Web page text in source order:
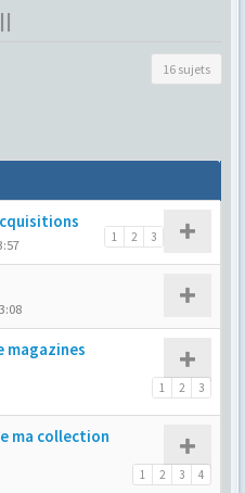
16 sujets
1 2 3
magazines
1 2 3
ma collection
1 2 3 4